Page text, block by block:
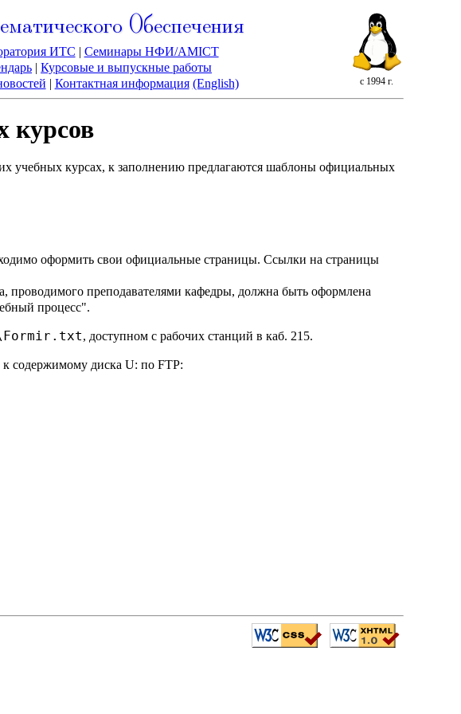
с 1994 г.
Обеспечения
ИТС | Семинары НФИ/AMICT
|Курсовые и выпускные работы
| Контактная информация (English)
курсов
учебных курсах, к заполнению предлагаются шаблоны официальных
оформить свои официальные страницы. Ссылки на страницы
проводимого преподавателями кафедры, должна быть оформлена
процесс".
, доступном с рабочих станций в каб. 215.
содержимому диска U: по FTP: